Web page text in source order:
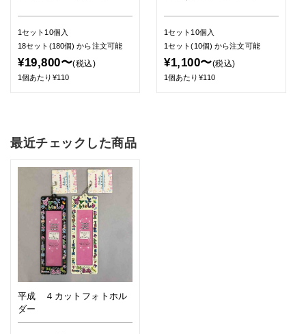
1セット10個入
18セット(180個)から注文可能
¥19,800〜(税込)
1個あたり¥110
1セット10個入
1セット(10個)から注文可能
¥1,100〜(税込)
1個あたり¥110
最近チェックした商品
平成 ４カットフォトホル
ダー